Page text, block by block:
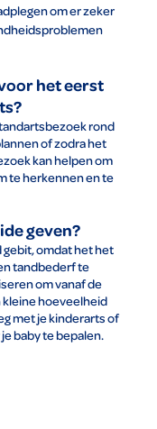
om er zeker
het eerst
rond
of zodra het
kan helpen om
te herkennen en te
geven?
gebit, omdat het het
tandbederf te
om vanaf de
kleine hoeveelheid
met je kinderarts of
baby te bepalen.